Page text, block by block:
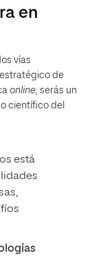
en
vías
de
online; serás un
científico del
está